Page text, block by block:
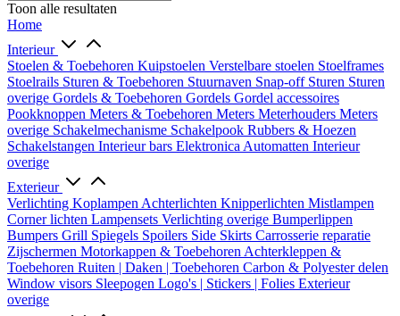
Toon alle resultaten
Home
Interieur
Stoelen & Toebehoren Kuipstoelen Verstelbare stoelen Stoelframes
Stoelrails Sturen & Toebehoren Stuurnaven Snap-off Sturen Sturen
overige Gordels & Toebehoren Gordels Gordel accessoires
Pookknoppen Meters & Toebehoren Meters Meterhouders Meters
overige Schakelmechanisme Schakelpook Rubbers & Hoezen
Schakelstangen Interieur bars Elektronica Automatten Interieur
overige
Exterieur
Verlichting Koplampen Achterlichten Knipperlichten Mistlampen
Corner lichten Lampensets Verlichting overige Bumperlippen
Bumpers Grill Spiegels Spoilers Side Skirts Carrosserie reparatie
Zijschermen Motorkappen & Toebehoren Achterkleppen &
Toebehoren Ruiten | Daken | Toebehoren Carbon & Polyester delen
Window visors Sleepogen Logo's | Stickers | Folies Exterieur
overige